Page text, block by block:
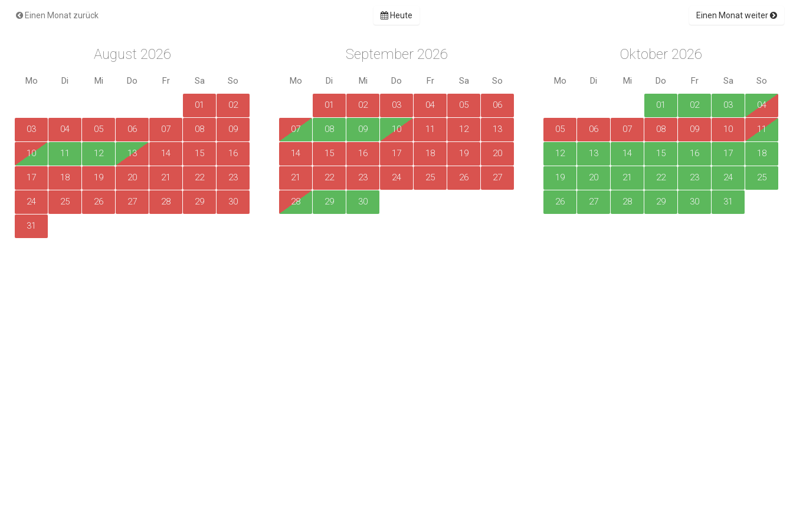
Einen Monat zurück Heute Einen Monat weiter
August 2026
Mo Di Mi Do Fr Sa So
01 02
03 04 05 06 07 08 09
10 11 12 13 14 15 16
17 18 19 20 21 22 23
24 25 26 27 28 29 30
31
September 2026
Mo Di Mi Do Fr Sa So
01 02 03 04 05 06
07 08 09 10 11 12 13
14 15 16 17 18 19 20
21 22 23 24 25 26 27
28 29 30
Oktober 2026
Mo Di Mi Do Fr Sa So
01 02 03 04
05 06 07 08 09 10 11
12 13 14 15 16 17 18
19 20 21 22 23 24 25
26 27 28 29 30 31